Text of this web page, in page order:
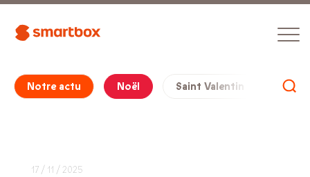
Notre actu Noël Saint Valentin
17 / 11 / 2025